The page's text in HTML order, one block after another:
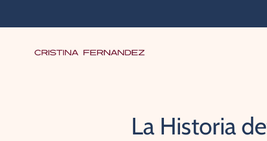
directamente
La Historia